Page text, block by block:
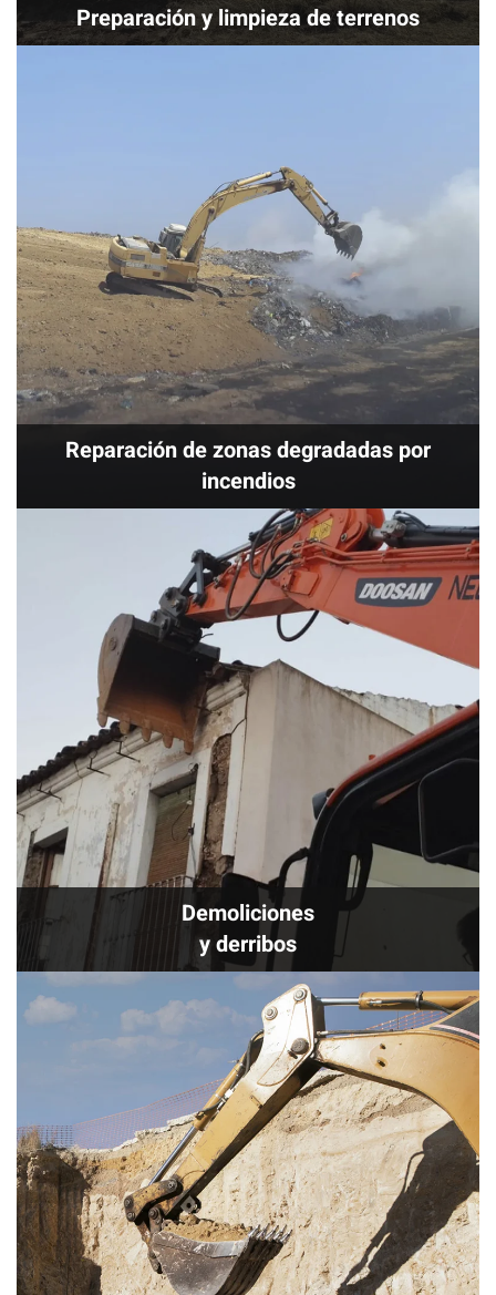
Preparación y limpieza de terrenos
Reparación de zonas degradadas por
incendios
Demoliciones
y derribos